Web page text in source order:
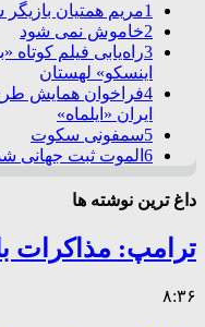
1مریم همتیان
2خاموش نمی شود
3راه‌یابی فیلم کوتاه
اینسکو» لهستان
4فراخوان همایش
ایران «ایلماه»
5سمفونی سکوت
6 الموت ثبت جهانی
داغ ترین نوشته ها
ترامپ: مذاکرات
۸:۳۶